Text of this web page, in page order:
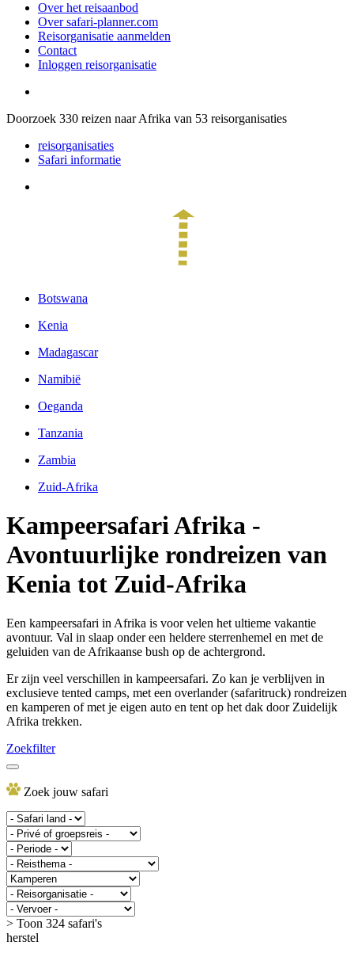
Over het reisaanbod
Over safari-planner.com
Reisorganisatie aanmelden
Contact
Inloggen reisorganisatie
Doorzoek 330 reizen naar Afrika van 53 reisorganisaties
reisorganisaties
Safari informatie
Botswana
Kenia
Madagascar
Namibië
Oeganda
Tanzania
Zambia
Zuid-Afrika
Kampeersafari Afrika -
Avontuurlijke rondreizen van
Kenia tot Zuid-Afrika
Een kampeersafari in Afrika is voor velen het ultieme vakantie
avontuur. Val in slaap onder een heldere sterrenhemel en met de
geluiden van de Afrikaanse bush op de achtergrond.
Er zijn veel verschillen in kampeersafari. Zo kan je verblijven in
exclusieve tented camps, met een overlander (safaritruck) rondreizen
en kamperen of met je eigen auto en tent op het dak door Zuidelijk
Afrika trekken.
Zoekfilter
Zoek jouw safari
> Toon 324 safari's
herstel